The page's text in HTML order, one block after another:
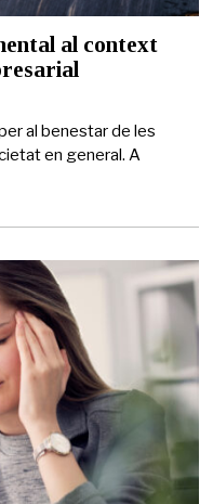
al context
al benestar de les
en general. A